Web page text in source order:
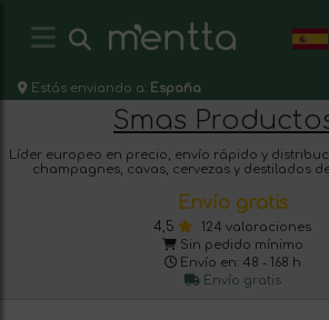
Estás enviando a: España
Smas
Líder europeo en precio, envío rápido y
champagnes, cavas, cervezas y destilados
Envío gratis
4,5
124 valoraciones
Sin pedido mínimo
Envío en: 48 - 168 h
Envío gratis